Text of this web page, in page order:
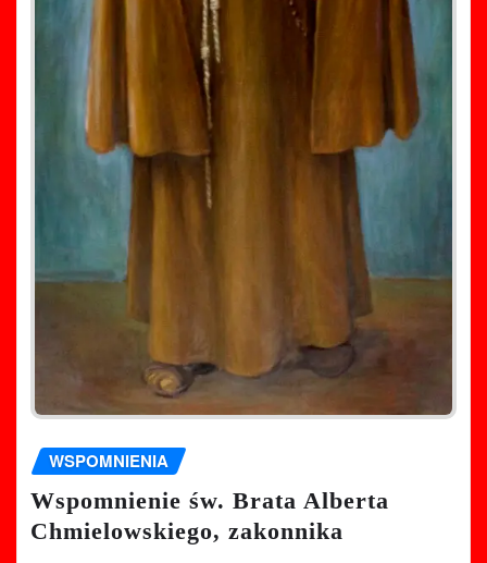
WSPOMNIENIA
Wspomnienie św. Brata Alberta
Chmielowskiego, zakonnika